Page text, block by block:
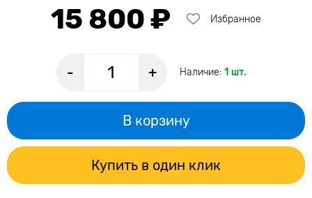
15 800 ₽ Избранное
- + Наличие: 1 шт.
В корзину
Купить в один клик